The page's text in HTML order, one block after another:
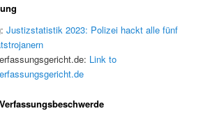
Justizstatistik 2023: Polizei hackt alle fünf
Link to